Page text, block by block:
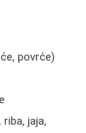
povrće)
jaja,